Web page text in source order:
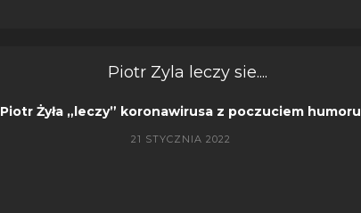
Piotr Żyła „leczy” koronawirusa z poczuciem humoru
21 STYCZNIA 2022